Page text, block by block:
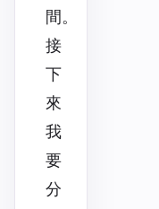
間。
接
下
來
我
要
分